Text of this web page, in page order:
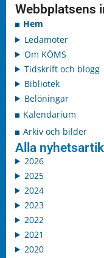
Webbplatsens
Hem
Ledamöter
Om KÖMS
Tidskrift och blogg
Bibliotek
Belöningar
Kalendarium
Arkiv och bilder
Alla
2026
2025
2024
2023
2022
2021
2020